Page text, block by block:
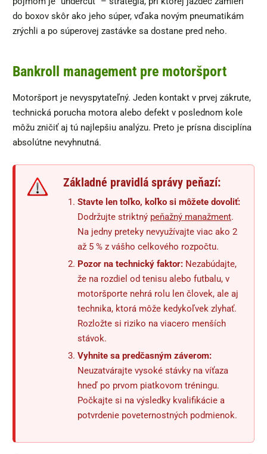
do boxov skôr ako jeho súper, vďaka novým pneumatikám
zrýchli a po súperovej zastávke sa dostane pred neho.
Bankroll management pre motoršport
Motoršport je nevyspytateľný. Jeden kontakt v prvej zákrute,
technická porucha motora alebo defekt v poslednom kole
môžu zničiť aj tú najlepšiu analýzu. Preto je prísna disciplína
absolútne nevyhnutná.
Základné pravidlá správy peňazí:
Stavte len toľko, koľko si môžete dovoliť:
Dodržujte striktný peňažný manažment.
Na jedny preteky nevyužívajte viac ako 2
až 5 % z vášho celkového rozpočtu.
Pozor na technický faktor: Nezabúdajte,
že na rozdiel od tenisu alebo futbalu, v
motoršporte nehrá rolu len človek, ale aj
technika, ktorá môže kedykoľvek zlyhať.
Rozložte si riziko na viacero menších
stávok.
Vyhnite sa predčasným záverom:
Neuzatvárajte vysoké stávky na víťaza
hneď po prvom piatkovom tréningu.
Počkajte si na výsledky kvalifikácie a
potvrdenie poveternostných podmienok.